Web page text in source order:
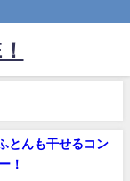
とんも干せるコン
！